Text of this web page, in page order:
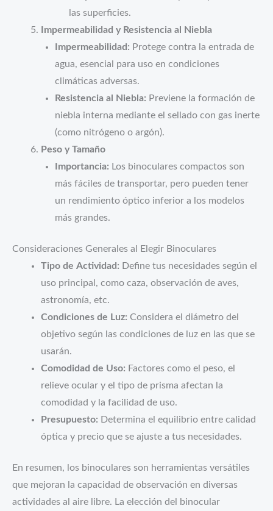
las superficies.
Impermeabilidad y Resistencia al Niebla
Impermeabilidad: Protege contra la entrada de
agua, esencial para uso en condiciones
climáticas adversas.
Resistencia al Niebla: Previene la formación de
niebla interna mediante el sellado con gas inerte
(como nitrógeno o argón).
Peso y Tamaño
Importancia: Los binoculares compactos son
más fáciles de transportar, pero pueden tener
un rendimiento óptico inferior a los modelos
más grandes.
Consideraciones Generales al Elegir Binoculares
Tipo de Actividad: Define tus necesidades según el
uso principal, como caza, observación de aves,
astronomía, etc.
Condiciones de Luz: Considera el diámetro del
objetivo según las condiciones de luz en las que se
usarán.
Comodidad de Uso: Factores como el peso, el
relieve ocular y el tipo de prisma afectan la
comodidad y la facilidad de uso.
Presupuesto: Determina el equilibrio entre calidad
óptica y precio que se ajuste a tus necesidades.
En resumen, los binoculares son herramientas versátiles
que mejoran la capacidad de observación en diversas
actividades al aire libre. La elección del binocular